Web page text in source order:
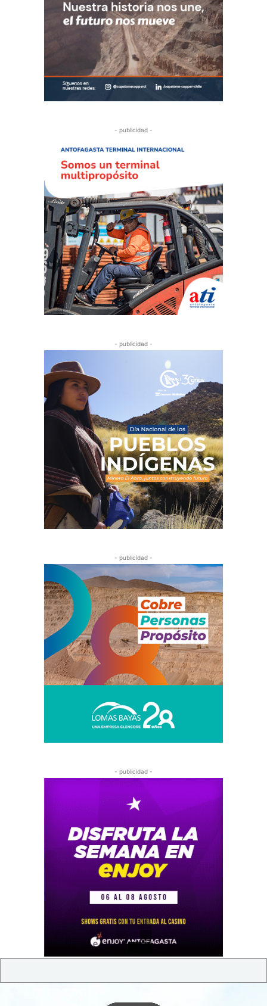
- publicidad -
- publicidad -
- publicidad -
- publicidad -